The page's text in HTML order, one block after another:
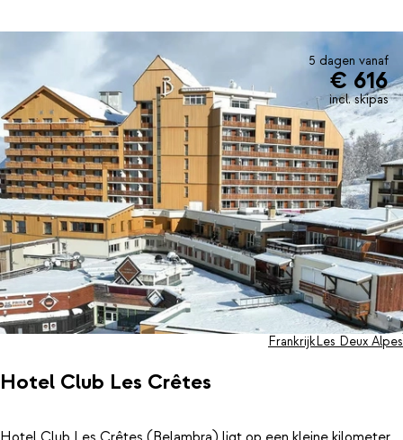
5 dagen vanaf
€ 616
incl. skipas
Hotel Club Les Crêtes
FrankrijkLes Deux Alpes